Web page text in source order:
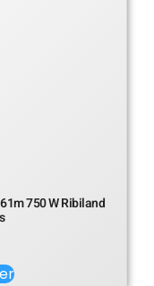
750 W Ribiland